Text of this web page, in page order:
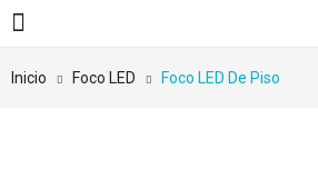
Inicio Foco LED Foco LED De Piso